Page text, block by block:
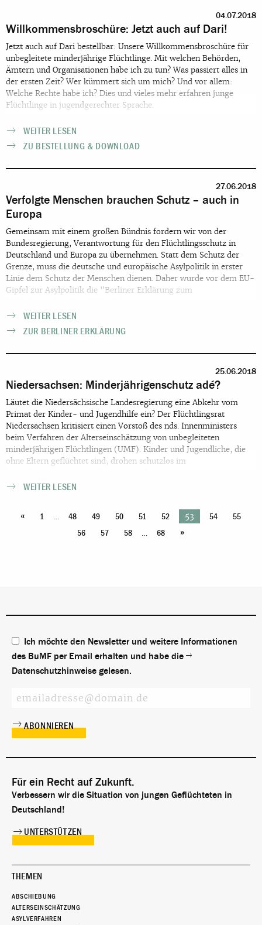
04.07.2018
Willkommensbroschüre: Jetzt auch auf Dari!
Jetzt auch auf Dari bestellbar: Unsere Willkommensbroschüre für
unbegleitete minderjährige Flüchtlinge. Mit welchen Behörden,
Ämtern und Organisationen habe ich zu tun? Was passiert alles in
der ersten Zeit? Wer kümmert sich um mich? Und vor allem:
Welche Rechte habe ich? Dies und vieles mehr erfahren junge
Flüchtlinge in jugendgerechter Sprache.
WEITER LESEN
ZU BESTELLUNG & DOWNLOAD
27.06.2018
Verfolgte Menschen brauchen Schutz – auch in
Europa
Gemeinsam mit einem großen Bündnis fordern wir von der
Bundesregierung, Verantwortung für den Flüchtlingsschutz in
Deutschland und Europa zu übernehmen. Statt dem Schutz der
Grenze, muss die deutsche und europäische Asylpolitik in erster
Linie dem Schutz der Menschen dienen. Daher wurde vor dem EU-
Gipfel zur Asylpolitik die "Berliner Erklärung zum
WEITER LESEN
ZUR BERLINER ERKLÄRUNG
25.06.2018
Niedersachsen: Minderjährigenschutz adé?
Läutet die Niedersächsische Landesregierung eine Abkehr vom
Primat der Kinder- und Jugendhilfe ein? Der Flüchtlingsrat
Niedersachsen kritisiert einen Vorstoß des nds. Innenministers
beim Verfahren der Alterseinschätzung von unbegleiteten
minderjährigen Flüchtlingen (UMF). Kinder und Jugendliche, die
ohne Eltern geflüchtet sind, drohen schutzlos im
WEITER LESEN
« 1 48 49 50 51 52 53 54
55
56
57 58 68 »
Ich möchte den Newsletter und weitere Informationen
des BuMF per Email erhalten und habe die
Datenschutzhinweise gelesen.
Für ein Recht auf Zukunft.
Verbessern wir die Situation von jungen Geflüchteten in
Deutschland!
UNTERSTÜTZEN
THEMEN
ABSCHIEBUNG
ALTERSEINSCHÄTZUNG
ASYLVERFAHREN